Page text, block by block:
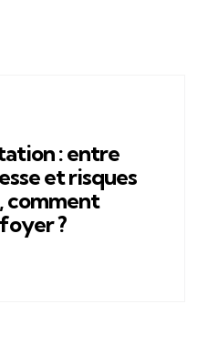
: entre
et risques
comment
?